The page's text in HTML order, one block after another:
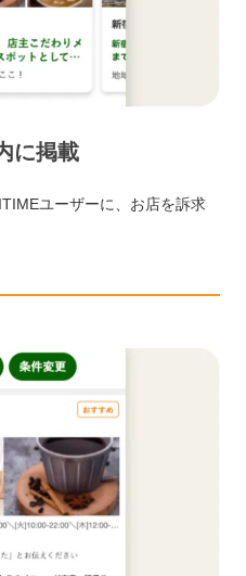
に掲載
ユーザーに、お店を訴求